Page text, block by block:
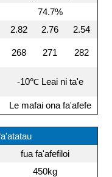
74.7%
2.82 2.76
2.54
268 271 282
-10℃ Leai ni ta'e
Le mafai ona fa'afefe
fua fa'afefiloi
450kg